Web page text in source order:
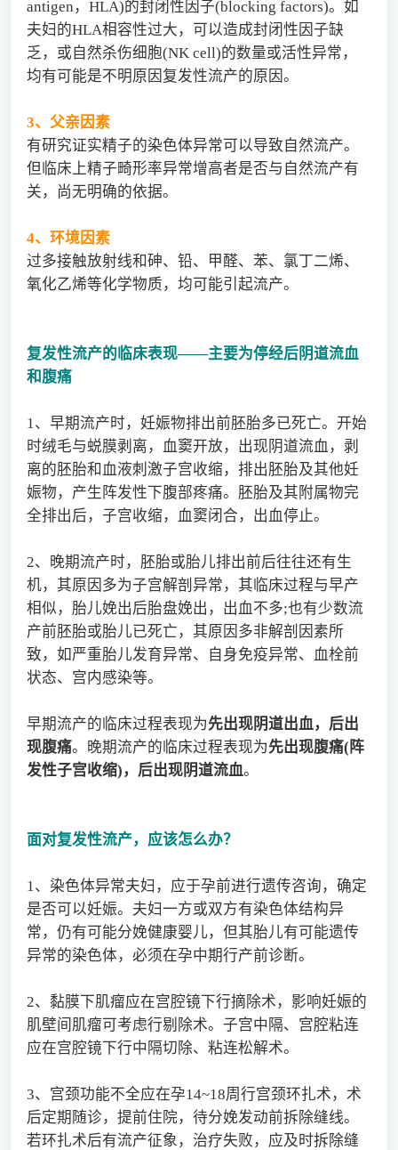
antigen，HLA)的封闭性因子(blocking factors)。如
夫妇的HLA相容性过大，可以造成封闭性因子缺
乏，或自然杀伤细胞(NK cell)的数量或活性异常，
均有可能是不明原因复发性流产的原因。
3、父亲因素
有研究证实精子的染色体异常可以导致自然流产。
但临床上精子畸形率异常增高者是否与自然流产有
关，尚无明确的依据。
4、环境因素
过多接触放射线和砷、铅、甲醛、苯、氯丁二烯、
氧化乙烯等化学物质，均可能引起流产。
复发性流产的临床表现——主要为停经后阴道流血
和腹痛
1、早期流产时，妊娠物排出前胚胎多已死亡。开始
时绒毛与蜕膜剥离，血窦开放，出现阴道流血，剥
离的胚胎和血液刺激子宫收缩，排出胚胎及其他妊
娠物，产生阵发性下腹部疼痛。胚胎及其附属物完
全排出后，子宫收缩，血窦闭合，出血停止。
2、晚期流产时，胚胎或胎儿排出前后往往还有生
机，其原因多为子宫解剖异常，其临床过程与早产
相似，胎儿娩出后胎盘娩出，出血不多;也有少数流
产前胚胎或胎儿已死亡，其原因多非解剖因素所
致，如严重胎儿发育异常、自身免疫异常、血栓前
状态、宫内感染等。
早期流产的临床过程表现为先出现阴道出血，后出
现腹痛。晚期流产的临床过程表现为先出现腹痛( 阵
发性子宫收缩) ，后出现阴道流血。
面对复发性流产，应该怎么办？
1、染色体异常夫妇，应于孕前进行遗传咨询，确定
是否可以妊娠。夫妇一方或双方有染色体结构异
常，仍有可能分娩健康婴儿，但其胎儿有可能遗传
异常的染色体，必须在孕中期行产前诊断。
2、黏膜下肌瘤应在宫腔镜下行摘除术，影响妊娠的
肌壁间肌瘤可考虑行剔除术。子宫中隔、宫腔粘连
应在宫腔镜下行中隔切除、粘连松解术。
3、宫颈功能不全应在孕14~18周行宫颈环扎术，术
后定期随诊，提前住院，待分娩发动前拆除缝线。
若环扎术后有流产征象，治疗失败，应及时拆除缝